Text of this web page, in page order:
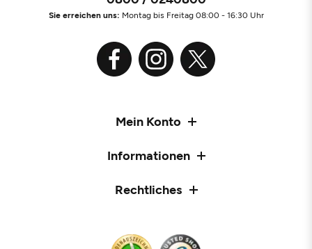
Sie erreichen uns: Montag bis Freitag 08:00 - 16:30 Uhr
Mein Konto
Informationen
Rechtliches